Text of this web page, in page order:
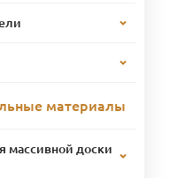
материалы
массивной доски